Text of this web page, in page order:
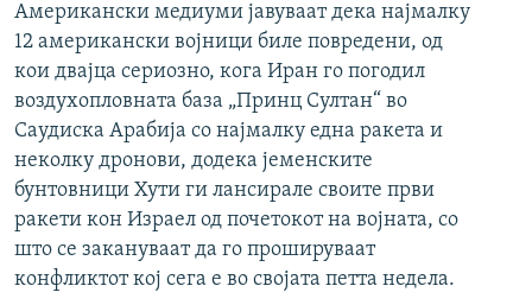
Американски медиуми јавуваат дека најмалку
12 американски војници биле повредени, од
кои двајца сериозно, кога Иран го погодил
воздухопловната база „Принц Султан“ во
Саудиска Арабија со најмалку една ракета и
неколку дронови, додека јеменските
бунтовници Хути ги лансирале своите први
ракети кон Израел од почетокот на војната, со
што се закануваат да го прошируваат
конфликтот кој сега е во својата петта недела.